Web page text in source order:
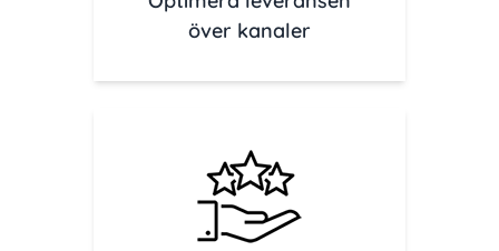
över kanaler